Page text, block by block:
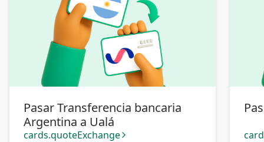
Pasar Transferencia bancaria
Argentina a Ualá
cards.quoteExchange arrow_forward_ios